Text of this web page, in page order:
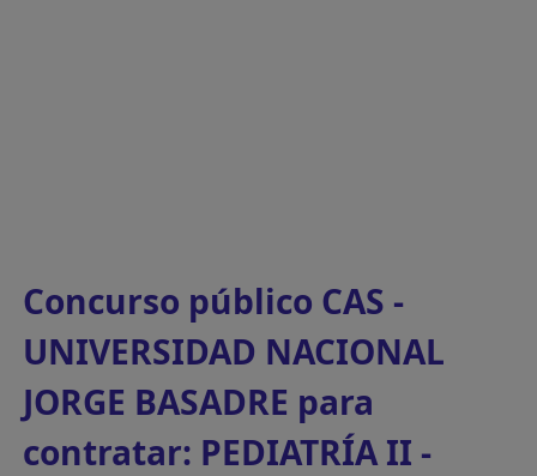
Concurso público CAS -
UNIVERSIDAD NACIONAL
JORGE BASADRE para
contratar: PEDIATRÍA II -